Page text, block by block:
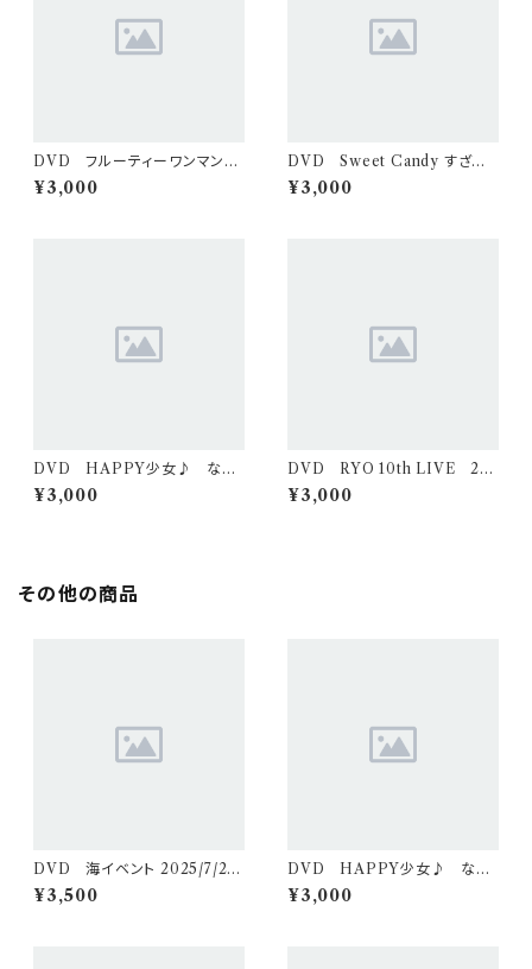
DVD フルーティーワンマンラ
イブ 2026/1/24（２枚組）
¥3,000
DVD Sweet Candy すざな
卒業ライブ 2026/7/19（２枚
組）
¥3,000
DVD HAPPY少女♪ なつ
き生誕 2026/1/24（２枚組）
¥3,000
DVD RYO 10th LIVE 20
25/7/11（2枚組）
¥3,000
その他の商品
DVD 海イベント 2025/7/27
（２枚組）
¥3,500
DVD HAPPY少女♪ なつ
き生誕 2026/1/24（２枚組）
¥3,000